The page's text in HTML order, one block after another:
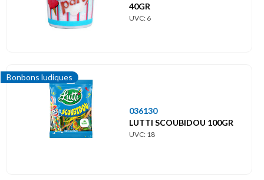
40GR
UVC: 6
Bonbons ludiques
036130
LUTTI SCOUBIDOU 100GR
UVC: 18